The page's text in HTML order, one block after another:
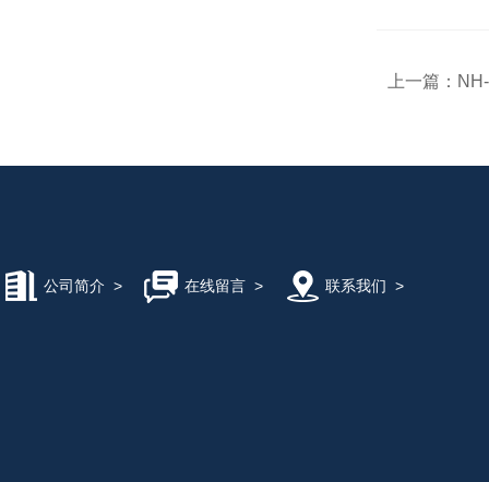
上一篇：
公司简介 > 在线留言> 联系我们 >